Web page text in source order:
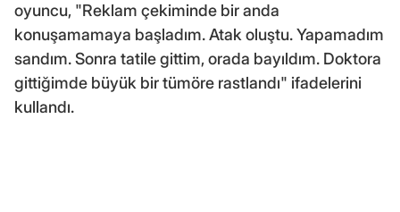
oyuncu, "Reklam çekiminde bir anda
konuşamamaya başladım. Atak oluştu. Yapamadım
sandım. Sonra tatile gittim, orada bayıldım. Doktora
gittiğimde büyük bir tümöre rastlandı" ifadelerini
kullandı.